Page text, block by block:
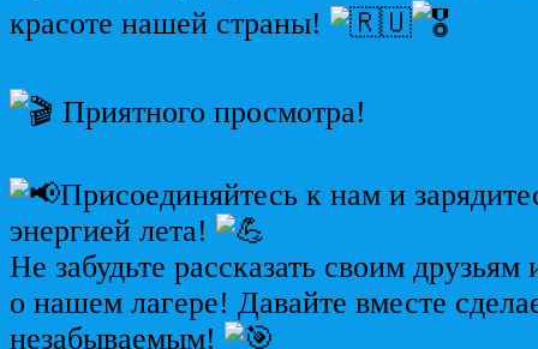
красоте нашей страны!
Приятного просмотра!
Присоединяйтесь к нам и
энергией лета!
Не забудьте рассказать своим
о нашем лагере! Давайте вместе
незабываемым!